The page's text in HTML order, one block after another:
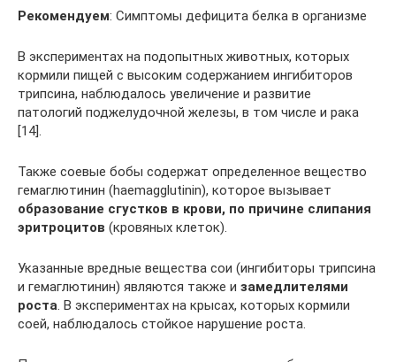
Рекомендуем: Симптомы дефицита белка в организме
В экспериментах на подопытных животных, которых
кормили пищей с высоким содержанием ингибиторов
трипсина, наблюдалось увеличение и развитие
патологий поджелудочной железы, в том числе и рака
[14].
Также соевые бобы содержат определенное вещество
гемаглютинин (haemagglutinin), которое вызывает
образование сгустков в крови, по причине слипания
эритроцитов (кровяных клеток).
Указанные вредные вещества сои (ингибиторы трипсина
и гемаглютинин) являются также и замедлителями
роста. В экспериментах на крысах, которых кормили
соей, наблюдалось стойкое нарушение роста.